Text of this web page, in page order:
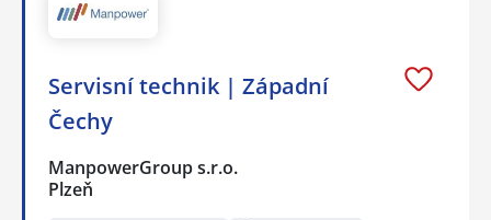
Servisní technik | Západní
Čechy
ManpowerGroup s.r.o.
Plzeň